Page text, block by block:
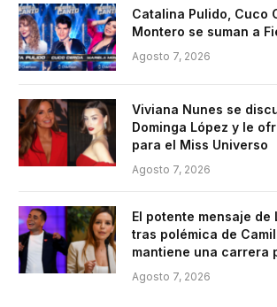
Catalina Pulido, Cuco
Montero se suman a
Agosto 7, 2026
Viviana Nunes se
Dominga López y le
para el Miss Universo
Agosto 7, 2026
El potente mensaje de
tras polémica de
mantiene una carrera
Agosto 7, 2026